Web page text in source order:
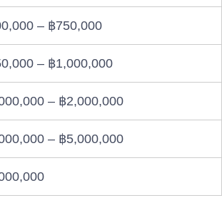
– ฿750,000
– ฿1,000,000
– ฿2,000,000
– ฿5,000,000